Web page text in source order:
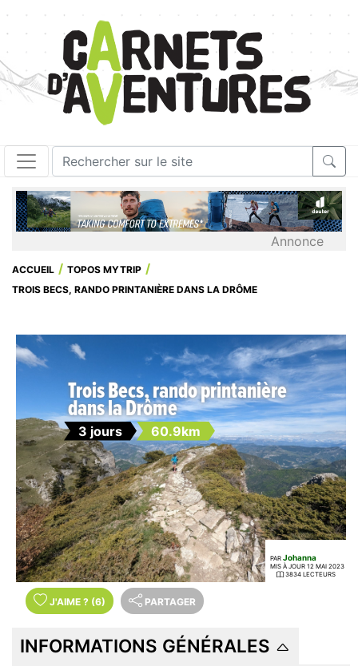
Annonce
ACCUEIL
TOPOS MYTRIP
TROIS BECS, RANDO PRINTANIÈRE DANS LA DRÔME
Trois Becs, rando printanière
dans la Drôme
3 jours 60.9km
PAR Johanna
MIS À JOUR 12 MAI 2023
3834 LECTEURS
J'AIME ? (6) PARTAGER
INFORMATIONS GÉNÉRALES